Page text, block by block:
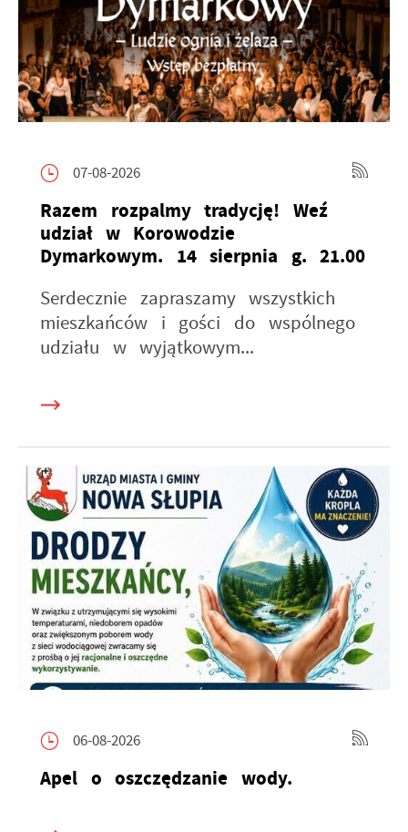
07-08-2026
Razem rozpalmy tradycję! Weź
udział w Korowodzie
Dymarkowym. 14 sierpnia g. 21.00
Serdecznie zapraszamy wszystkich
mieszkańców i gości do wspólnego
udziału w wyjątkowym...
06-08-2026
Apel o oszczędzanie wody.